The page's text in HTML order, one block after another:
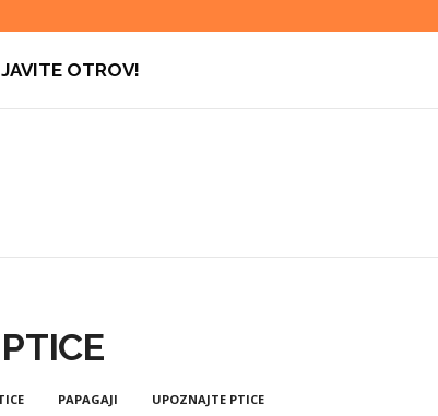
OTROV!
PTICE
PAPAGAJI UPOZNAJTE PTICE